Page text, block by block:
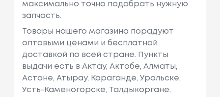
максимально точно подобрать нужную
запчасть.
Товары нашего магазина порадуют
оптовыми ценами и бесплатной
доставкой по всей стране. Пункты
выдачи есть в Актау, Актобе, Алматы,
Астане, Атырау, Караганде, Уральске,
Усть-Каменогорске, Талдыкоргане,